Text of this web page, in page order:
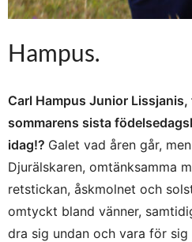
Hampus.
Carl Hampus Junior
sommarens sista
idag!? Galet vad åren går,
Djurälskaren, omtänksamma
retstickan, åskmolnet och
omtyckt bland vänner,
dra sig undan och vara för